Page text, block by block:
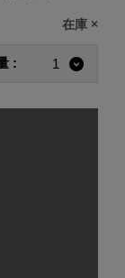
在庫 ×
: